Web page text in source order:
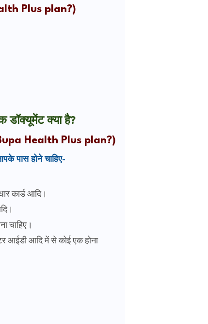
Plus plan?)
क्या है?
Health Plus plan?)
पास होने चाहिए-
कार्ड आदि।
चाहिए।
आईडी आदि में से कोई एक होना